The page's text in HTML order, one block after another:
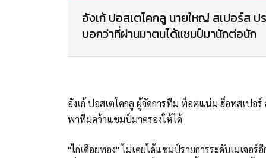
อังเก้ ปอสเตโคกลู นายใหญ่ สเปอร์ส ป
บอกว่าที่ผ่านมาตนได้แชมป์มานักต่อนัก
อังเก้ ปอสเตโคกลู ผู้จัดการทีม ท็อตแน่ม ฮ็อทสเปอ
พาทีมคว้าแชมป์มาครองให้ได้
"ไก่เดือยทอง" ไม่เคยได้แชมป์รายการระดับเมเจ